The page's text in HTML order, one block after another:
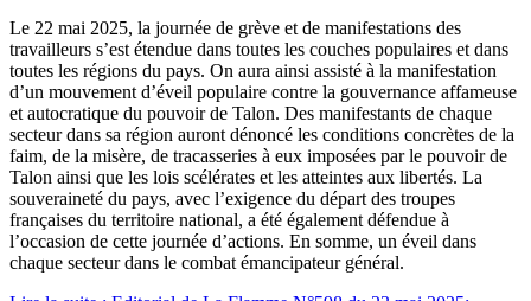
Le 22 mai 2025, la journée de grève et de manifestations des
travailleurs s’est étendue dans toutes les couches populaires et dans
toutes les régions du pays. On aura ainsi assisté à la manifestation
d’un mouvement d’éveil populaire contre la gouvernance affameuse
et autocratique du pouvoir de Talon. Des manifestants de chaque
secteur dans sa région auront dénoncé les conditions concrètes de la
faim, de la misère, de tracasseries à eux imposées par le pouvoir de
Talon ainsi que les lois scélérates et les atteintes aux libertés. La
souveraineté du pays, avec l’exigence du départ des troupes
françaises du territoire national, a été également défendue à
l’occasion de cette journée d’actions. En somme, un éveil dans
chaque secteur dans le combat émancipateur général.